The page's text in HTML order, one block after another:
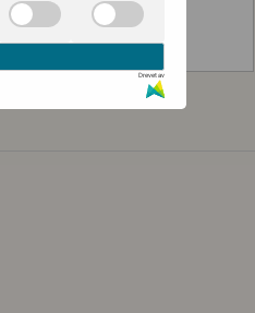
Drevet av